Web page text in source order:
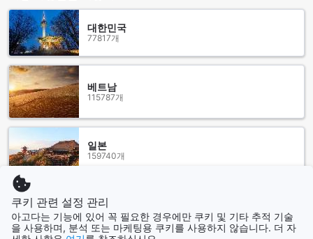
과 휴식을 즐기기에 완벽한 장소로, 신선한 공기와 아름다운 경
치를 제공합니다. Tsing Yi의 자연 속에서 여유로운 시간을 보
내며 도시의 번잡함에서 벗어날 수 있습니다. 또한, Nga Ying
Chau Garden과 Cheung Wan Street Rest Garden은 가족 단
위의 방문객이나 휴식을 원하는 이들에게 이상적인 공간입니
다. Tsing Yi Road West Garden과 Tsing Yu Street Garden은
도시 속의 작은 오아시스로, 산책과 피크닉을 즐기기에 적합한
곳입니다. 이처럼 다양한 공원과 정원들이 호텔 주변에 위치하
여, 방문객들은 자연과 조화를 이루는 특별한 경험을 할 수 있습
니다.
램블러 오아시스 호텔은 홍콩의 주요 교통 허브인 MTR 칭이역
과 가까워 도시 곳곳으로의 이동이 매우 편리합니다. 칭이역은
빠른 지하철 연결을 통해 홍콩섬과 구룡반도는 물론, 공항으로
대한민국
77817개
베트남
115787개
일본
159740개
홍콩
2690개
쿠키 관련 설정 관리
아고다는 기능에 있어 꼭 필요한 경우에만 쿠키 및 기타 추적 기술
을 사용하며, 분석 또는 마케팅용 쿠키를 사용하지 않습니다. 더 자